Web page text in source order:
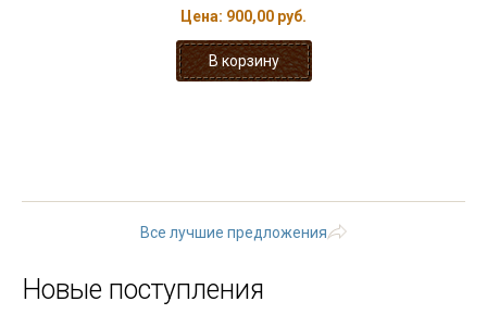
Цена: 900,00 руб.
Все лучшие предложения
Новые поступления